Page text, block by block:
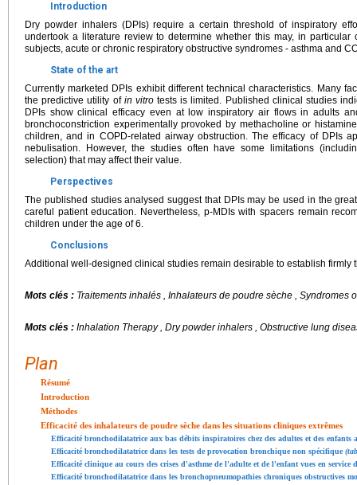
Introduction
Dry powder inhalers (DPIs) require a certain threshold of inspiratory
undertook a literature review to determine whether this may, in
subjects, acute or chronic respiratory obstructive syndromes - asthma and
State of the art
Currently marketed DPIs exhibit different technical characteristics. Many
the predictive utility of in vitrotests is limited. Published clinical studies
DPIs show clinical efficacy even at low inspiratory air flows in adults
bronchoconstriction experimentally provoked by methacholine or
children, and in COPD-related airway obstruction. The efficacy of DPIs
nebulisation. However, the studies often have some limitations
selection) that may affect their value.
Perspectives
The published studies analysed suggest that DPIs may be used in the
careful patient education. Nevertheless, p-MDIs with spacers remain
children under the age of 6.
Conclusions
Additional well-designed clinical studies remain desirable to establish firmly
Mots clés : Traitements inhalés , Inhalateurs de poudre sèche , Syndromes
Mots clés : Inhalation Therapy , Dry powder inhalers , Obstructive lung
Plan
Résumé
Introduction
Méthodes
Efficacité des inhalateurs de poudre sèche dans les situations cliniques extrêmes
Efficacité bronchodilatatrice aux bas débits inspiratoires chez des adultes et des enfants
Efficacité bronchodilatatrice dans les tests de provocation bronchique non spécifique
Efficacité clinique au cours des crises d'asthme de l'adulte et de l'enfant vues en service
Efficacité bronchodilatatrice dans les bronchopneumopathies chroniques obstructives